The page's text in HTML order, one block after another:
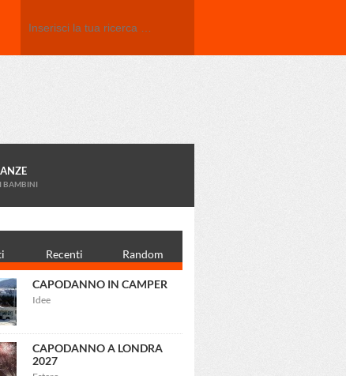
BAMBINI
Recenti Random
CAPODANNO IN CAMPER
Idee
CAPODANNO A LONDRA
2027